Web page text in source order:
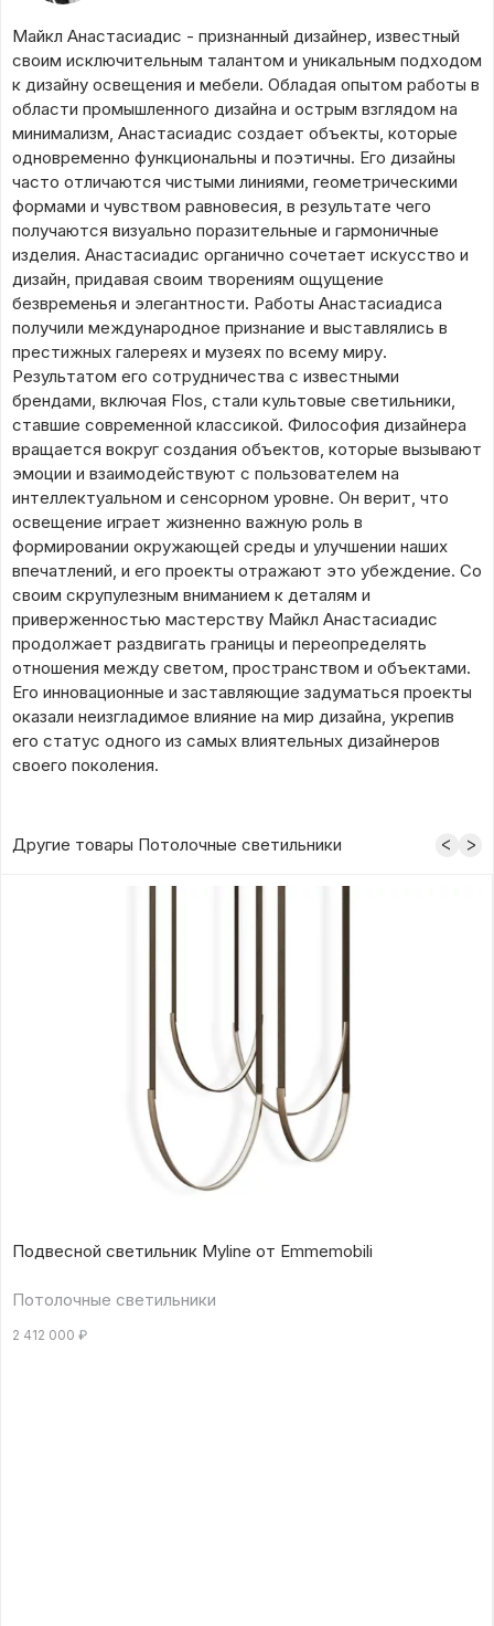
Майкл Анастасиадис - признанный дизайнер, известный
своим исключительным талантом и уникальным подходом
к дизайну освещения и мебели. Обладая опытом работы в
области промышленного дизайна и острым взглядом на
минимализм, Анастасиадис создает объекты, которые
одновременно функциональны и поэтичны. Его дизайны
часто отличаются чистыми линиями, геометрическими
формами и чувством равновесия, в результате чего
получаются визуально поразительные и гармоничные
изделия. Анастасиадис органично сочетает искусство и
дизайн, придавая своим творениям ощущение
безвременья и элегантности. Работы Анастасиадиса
получили международное признание и выставлялись в
престижных галереях и музеях по всему миру.
Результатом его сотрудничества с известными
брендами, включая Flos, стали культовые светильники,
ставшие современной классикой. Философия дизайнера
вращается вокруг создания объектов, которые вызывают
эмоции и взаимодействуют с пользователем на
интеллектуальном и сенсорном уровне. Он верит, что
освещение играет жизненно важную роль в
формировании окружающей среды и улучшении наших
впечатлений, и его проекты отражают это убеждение. Со
своим скрупулезным вниманием к деталям и
приверженностью мастерству Майкл Анастасиадис
продолжает раздвигать границы и переопределять
отношения между светом, пространством и объектами.
Его инновационные и заставляющие задуматься проекты
оказали неизгладимое влияние на мир дизайна, укрепив
его статус одного из самых влиятельных дизайнеров
своего поколения.
Другие товары Потолочные светильники
Подвесной светильник Myline от Emmemobili
Потолочные светильники
2 412 000 ₽